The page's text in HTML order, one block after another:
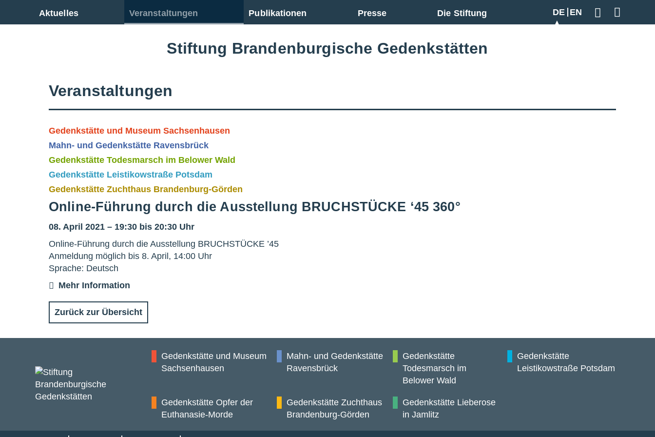
Aktuelles Veranstaltungen Publikationen Presse Die Stiftung DE EN
Zur Gesamtübersicht
Stiftung Brandenburgische Gedenkstätten
Veranstaltungen
Gedenkstätte und Museum Sachsenhausen
Mahn- und Gedenkstätte Ravensbrück
Gedenkstätte Todesmarsch im Belower Wald
Gedenkstätte Leistikowstraße Potsdam
Gedenkstätte Zuchthaus Brandenburg-Görden
Online-Führung durch die Ausstellung BRUCHSTÜCKE ‘45 360°
08. April 2021 – 19:30 bis 20:30 Uhr
Online-Führung durch die Ausstellung BRUCHSTÜCKE ’45
Anmeldung möglich bis 8. April, 14:00 Uhr
Sprache: Deutsch
Mehr Information
Zurück zur Übersicht
Gedenkstätte und Museum
Sachsenhausen
Mahn- und Gedenkstätte
Ravensbrück
Gedenkstätte
Todesmarsch im
Belower Wald
Gedenkstätte
Leistikowstraße Potsdam
Gedenkstätte Opfer der
Euthanasie-Morde
Gedenkstätte Zuchthaus
Brandenburg-Görden
Gedenkstätte Lieberose
in Jamlitz